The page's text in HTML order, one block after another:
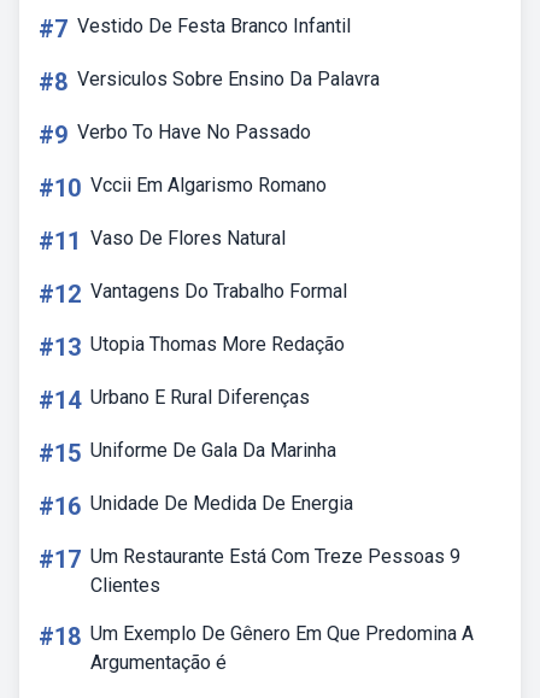
#7 Vestido De Festa Branco Infantil
#8 Versiculos Sobre Ensino Da Palavra
#9 Verbo To Have No Passado
#10 Vccii Em Algarismo Romano
#11 Vaso De Flores Natural
#12 Vantagens Do Trabalho Formal
#13 Utopia Thomas More Redação
#14 Urbano E Rural Diferenças
#15 Uniforme De Gala Da Marinha
#16 Unidade De Medida De Energia
#17 Um Restaurante Está Com Treze Pessoas 9
Clientes
#18 Um Exemplo De Gênero Em Que Predomina A
Argumentação é